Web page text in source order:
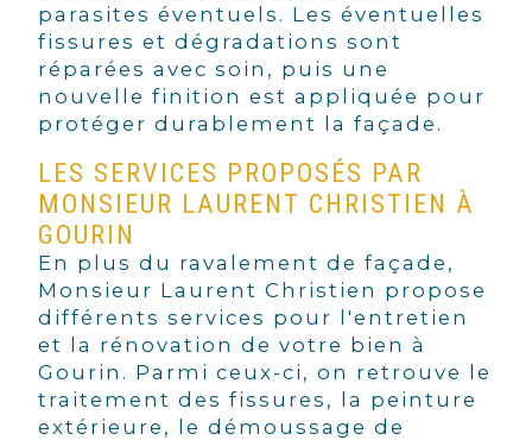
parasites éventuels. Les éventuelles
fissures et dégradations sont
réparées avec soin, puis une
nouvelle finition est appliquée pour
protéger durablement la façade.
LES SERVICES PROPOSÉS PAR
MONSIEUR LAURENT CHRISTIEN À
GOURIN
En plus du ravalement de façade,
Monsieur Laurent Christien propose
différents services pour l'entretien
et la rénovation de votre bien à
Gourin. Parmi ceux-ci, on retrouve le
traitement des fissures, la peinture
extérieure, le démoussage de